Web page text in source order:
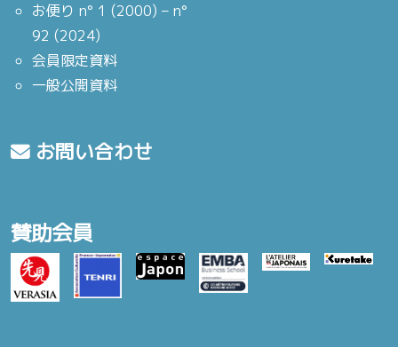
お便り n° 1 (2000) – n°
92 (2024)
会員限定資料
一般公開資料
お問い合わせ
賛助会員